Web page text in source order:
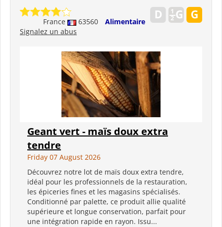
France 63560
Alimentaire
Signalez un abus
Geant vert - maïs doux extra
tendre
Friday 07 August 2026
Découvrez notre lot de maïs doux extra tendre,
idéal pour les professionnels de la restauration,
les épiceries fines et les magasins spécialisés.
Conditionné par palette, ce produit allie qualité
supérieure et longue conservation, parfait pour
une intégration rapide en rayon. Issu...